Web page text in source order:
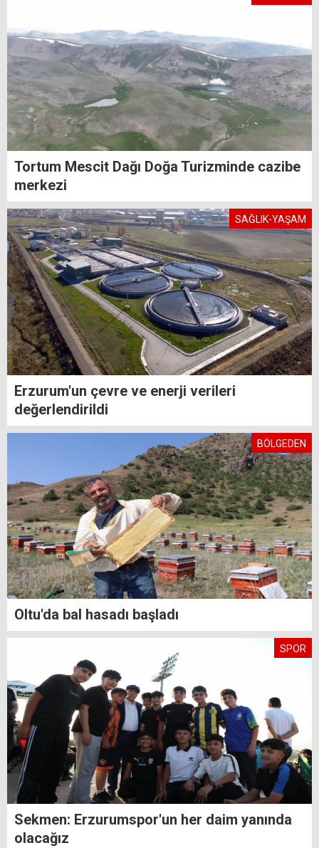
Tortum Mescit Dağı Doğa Turizminde cazibe
merkezi
SAĞLIK-YAŞAM
Erzurum'un çevre ve enerji verileri
değerlendirildi
BÖLGEDEN
Oltu'da bal hasadı başladı
SPOR
Sekmen: Erzurumspor'un her daim yanında
olacağız